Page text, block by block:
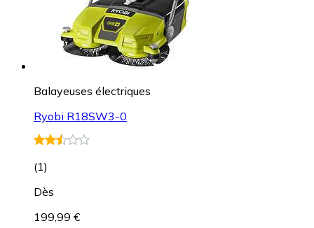
Balayeuses électriques
Ryobi R18SW3-0
(1)
Dès
199,99 €